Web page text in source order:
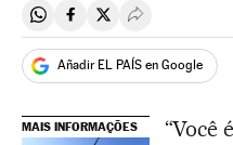
Compartir en Whatsapp
Compartir en
Compartir en
Desplegar
Añadir EL PAÍS en Google
MAIS INFORMAÇÕES
“Você